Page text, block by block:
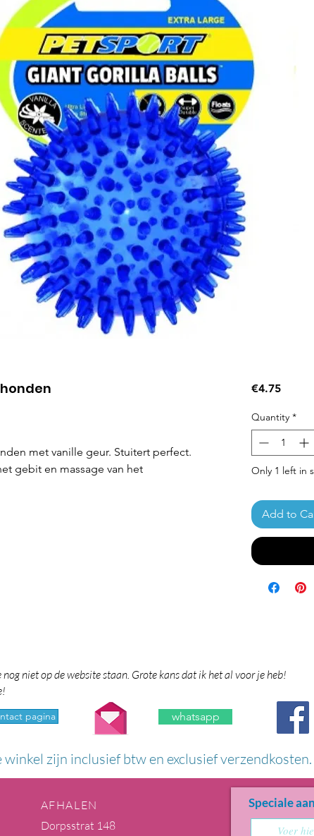
met vanille geur. Stuitert perfect.
gebit en massage van het
€4.75Price
Quantity *
Only 1 left in
Add to
niet op de website staan. Grote kans dat ik het al voor je heb!
pagina whatsapp
winkel zijn inclusief btw en exclusief verzendkosten.
AFHALEN
Dorpsstrat 148
Speciale